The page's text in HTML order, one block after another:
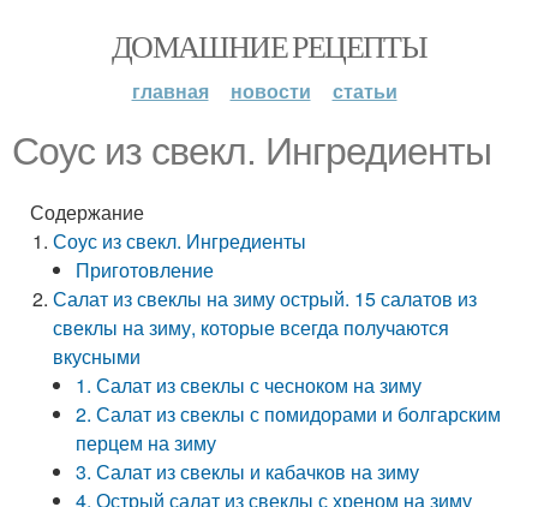
ДОМАШНИЕ РЕЦЕПТЫ
главная новости статьи
Соус из свекл. Ингредиенты
Содержание
Соус из свекл. Ингредиенты
Приготовление
Салат из свеклы на зиму острый. 15 салатов из
свеклы на зиму, которые всегда получаются
вкусными
1. Салат из свеклы с чесноком на зиму
2. Салат из свеклы с помидорами и болгарским
перцем на зиму
3. Салат из свеклы и кабачков на зиму
4. Острый салат из свеклы с хреном на зиму